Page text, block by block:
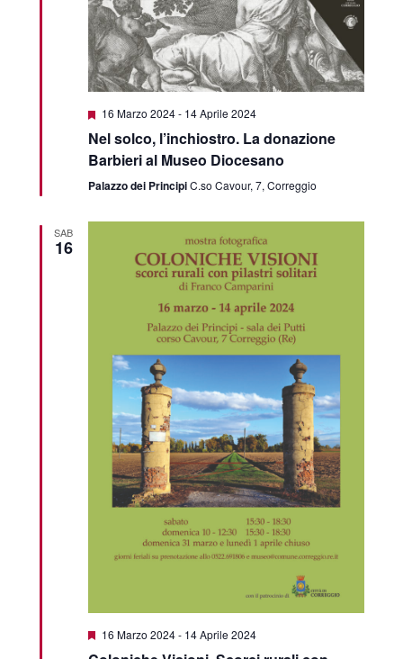
Featured
16 Marzo 2024- 14 Aprile 2024
Nel solco, l’inchiostro. La donazione
Barbieri al Museo Diocesano
Palazzo dei PrincipiC.so Cavour, 7, Correggio
SAB
16
Featured
16 Marzo 2024- 14 Aprile 2024